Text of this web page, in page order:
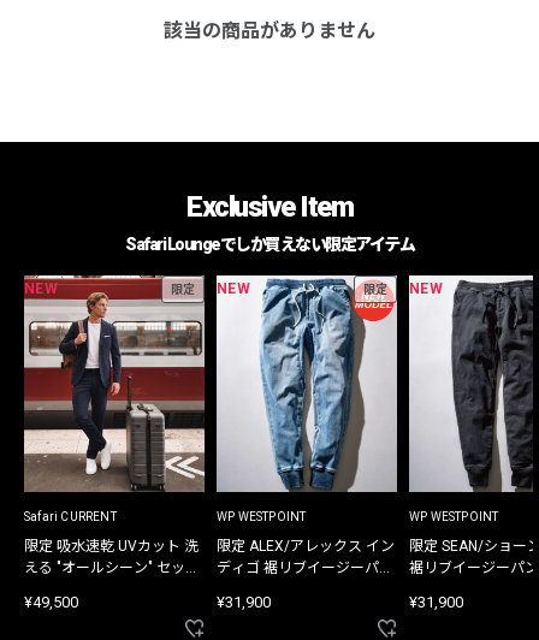
該当の商品がありません
Exclusive Item
Safari Loungeでしか買えない限定アイテム
NEW 限定
Safari CURRENT
限定 吸水速乾 UVカット 洗
える "オールシーン" セット
¥49,500
NEW 限定
WP WESTPOINT
限定 ALEX/アレックス イン
ディゴ 裾リブイージーパン
¥31,900
NEW
WP WESTPOINT
限定 SEAN/ショー
裾リブイージーパ
¥31,900